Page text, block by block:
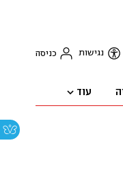
נגישות כניסה
עוד